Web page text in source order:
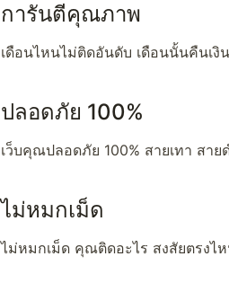
การันตีคุณภาพ
เดือนไหนไม่ติดอันดับ เดือนนั้นคืนเงิ
ปลอดภัย 100%
เว็บคุณปลอดภัย 100% สายเทา สาย
ไม่หมกเม็ด
ไม่หมกเม็ด คุณติดอะไร สงสัยตรง